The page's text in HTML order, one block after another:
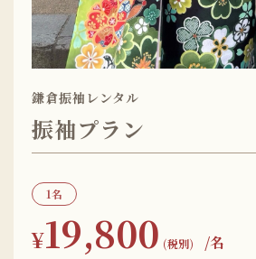
鎌倉振袖レンタル
振袖プラン
1名
¥19,800 (税別) /名